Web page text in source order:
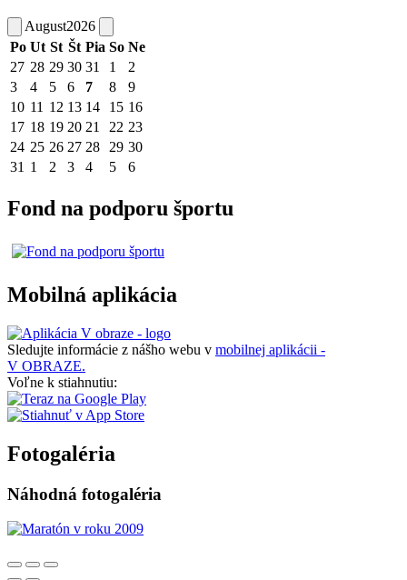
August2026
Po Ut St Št Pia So Ne
27 28 29 30 31 1
2
3
4 5 6 7 8
9
10 11 12 13 14 15 16
17 18 19 20 21 22 23
24 25 26 27 28 29 30
31 1 2 3 4 5 6
Fond na podporu športu
Mobilná aplikácia
Sledujte informácie z nášho webu v mobilnej aplikácii -
V OBRAZE.
Voľne k stiahnutiu:
Fotogaléria
Náhodná fotogaléria